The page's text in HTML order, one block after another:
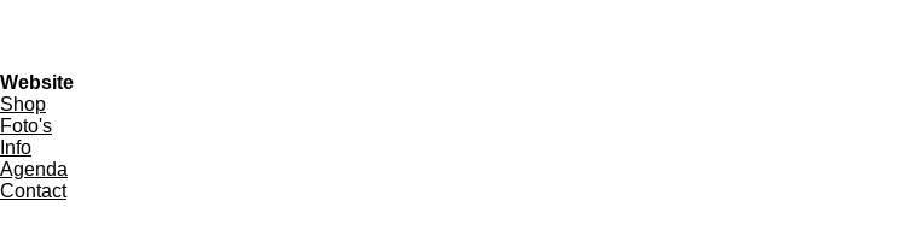
Website
Shop
Foto's
Info
Agenda
Contact